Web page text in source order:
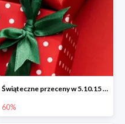
Świąteczne przeceny w 5.10.15 - wszystkie ubrania -60%
60%